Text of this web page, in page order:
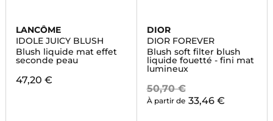
LANCÔME
IDOLE JUICY BLUSH
Blush liquide mat effet
seconde peau
47,20 €
DIOR
DIOR FOREVER
Blush soft filter blush
liquide fouetté - fini mat
lumineux
50,70 €
À partir de 33,46 €